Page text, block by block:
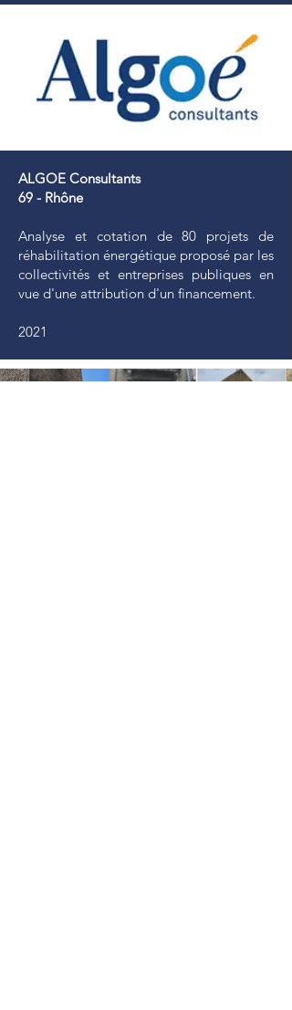
ALGOE Consultants
69 - Rhône
Analyse et cotation de 80 projets de
réhabilitation énergétique proposé par les
collectivités et entreprises publiques en
vue d'une attribution d'un financement.
2021